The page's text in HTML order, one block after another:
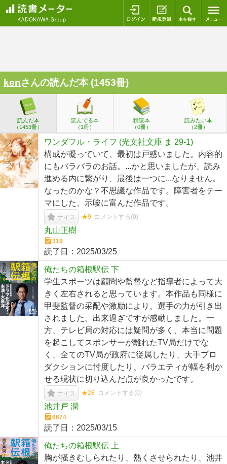
ログイン 新規登録
kenさんの読んだ本 (1453冊)
読んだ本
（1453冊）
読んでる本
（1冊）
積読本
（0冊）
読みたい本
（2冊）
ワンダフル・ライフ (光文社文庫 ま 29-1)
構成が凝っていて、最初は戸惑いました。内容的
にもバラバラのお話。...かと思いましたが、読み
進める内に繋がり、最後は一つに...なりません。
なったのかな？不思議な作品です。障害者をテー
マにした、示唆に富んだ作品です。
ナイス ★9 コメントする(0)
丸山正樹
319
読了日： 2025/03/25
俺たちの箱根駅伝 下
学生スポーツは顧問や監督など指導者によって大
きく左右されると思っています。本作品も同様に
甲斐監督の采配や激励により、選手の力が引き出
されました。出来過ぎですが感動しました。一
方、テレビ局の対応には疑問が多く、本当に問題
を起こしてスポンサーが離れたTV局だけでな
く、全てのTV局が政府に従属したり、大手プロ
ダクションに忖度したり、バラエティが幅を利か
せる現状に切り込んだ点が良かったです。
ナイス ★28 コメントする(0)
池井戸 潤
6674
読了日： 2025/03/15
俺たちの箱根駅伝 上
胸が掻きむしられたり、熱くさせられたり、池井